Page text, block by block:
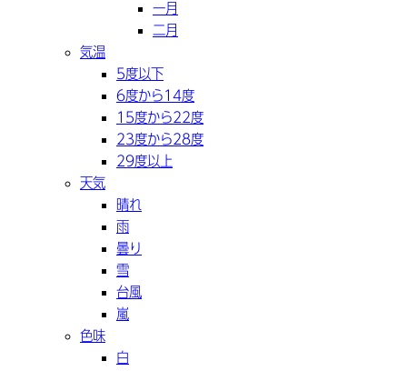
一月
二月
気温
5度以下
6度から14度
15度から22度
23度から28度
29度以上
天気
晴れ
雨
曇り
雪
台風
嵐
色味
白